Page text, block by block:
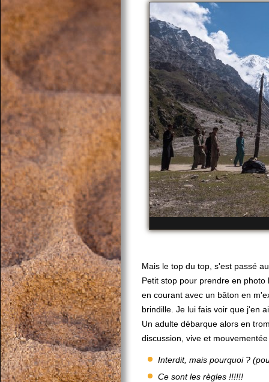
Mais le top du top, s'est passé
Petit stop pour prendre en
en courant avec un bâton en
brindille. Je lui fais voir que j'en
Un adulte débarque alors en
discussion, vive et
Interdit, mais pourquoi ?
Ce sont les règles !!!!!!